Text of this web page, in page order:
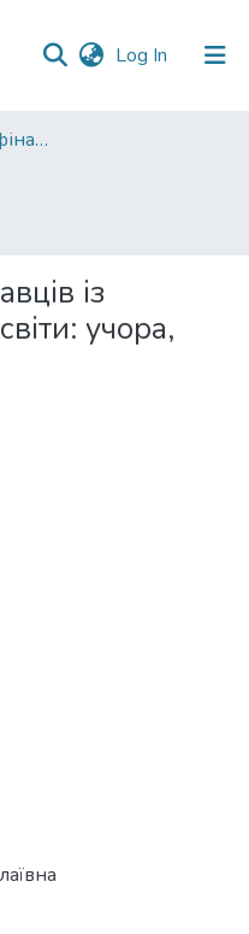
Log In (current)
Факультет обліку та фінансів
із
учора,